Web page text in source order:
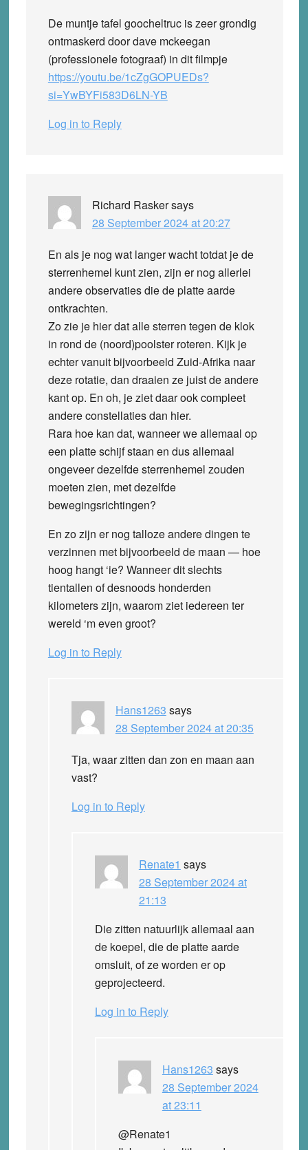
De muntje tafel goocheltruc is zeer grondig
ontmaskerd door dave mckeegan
(professionele fotograaf) in dit filmpje
https://youtu.be/1cZgGOPUEDs?
si=YwBYFi583D6LN-YB
Log in to Reply
Richard Raskersays
28 September 2024 at 20:27
En als je nog wat langer wacht totdat je de
sterrenhemel kunt zien, zijn er nog allerlei
andere observaties die de platte aarde
ontkrachten.
Zo zie je hier dat alle sterren tegen de klok
in rond de (noord)poolster roteren. Kijk je
echter vanuit bijvoorbeeld Zuid-Afrika naar
deze rotatie, dan draaien ze juist de andere
kant op. En oh, je ziet daar ook compleet
andere constellaties dan hier.
Rara hoe kan dat, wanneer we allemaal op
een platte schijf staan en dus allemaal
ongeveer dezelfde sterrenhemel zouden
moeten zien, met dezelfde
bewegingsrichtingen?
En zo zijn er nog talloze andere dingen te
verzinnen met bijvoorbeeld de maan — hoe
hoog hangt ‘ie? Wanneer dit slechts
tientallen of desnoods honderden
kilometers zijn, waarom ziet iedereen ter
wereld ‘m even groot?
Log in to Reply
Hans1263 says
28 September 2024 at 20:35
Tja, waar zitten dan zon en maan aan
vast?
Log in to Reply
Renate1 says
28 September 2024 at
21:13
Die zitten natuurlijk allemaal aan
de koepel, die de platte aarde
omsluit, of ze worden er op
geprojecteerd.
Log in to Reply
Hans1263 says
28 September 2024
at 23:11
@Renate1